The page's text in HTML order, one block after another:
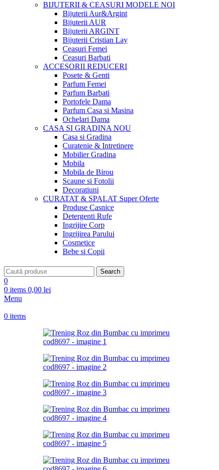
BIJUTERII & CEASURI MODELE NOI
Bijuterii Aur&Argint
Bijuterii AUR
Bijuterii ARGINT
Bijuterii Cristian Lay
Ceasuri Femei
Ceasuri Barbati
ACCESORII REDUCERI
Posete & Genti
Parfum Femei
Parfum Barbati
Portofele Dama
Parfum Casa si Masina
Ochelari Dama
CASA SI GRADINANOU
Casa si Gradina
Curatenie & Intretinere
Mobilier Gradina
Mobila
Mobila de Birou
Scaune si Fotolii
Decoratiuni
CURATAT & SPALAT Super Oferte
Produse Casnice
Detergenti Rufe
Ingrijire Corp
Ingrijirea Parului
Cosmetice
Bebe si Copii
Search
0
0 items 0,00 lei
Menu
0 items